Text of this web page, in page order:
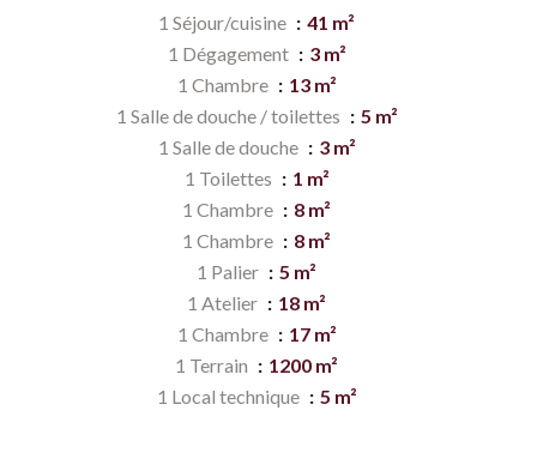
1 Séjour/cuisine
41 m²
1 Dégagement
3 m²
1 Chambre
13 m²
1 Salle de douche / toilettes
5 m²
1 Salle de douche
3 m²
1 Toilettes
1 m²
1 Chambre
8 m²
1 Chambre
8 m²
1 Palier
5 m²
1 Atelier
18 m²
1 Chambre
17 m²
1 Terrain
1200 m²
1 Local technique
5 m²